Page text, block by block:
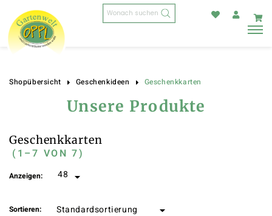
Products
search
Shopübersicht Geschenkideen Geschenkkarten
Unsere Produkte
Geschenkkarten
(1–7 VON 7)
Anzeigen:
Sortieren: